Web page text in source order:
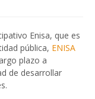
Enisa, que es
pública, ENISA
plazo a
de desarrollar